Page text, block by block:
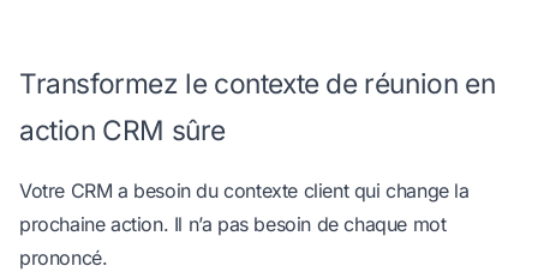
Transformez le contexte de réunion en
action CRM sûre
Votre CRM a besoin du contexte client qui change la
prochaine action. Il n’a pas besoin de chaque mot
prononcé.